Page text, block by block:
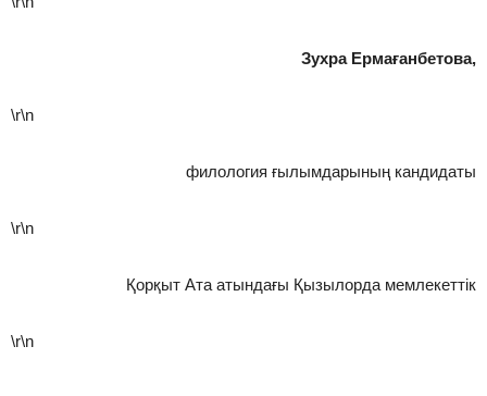
Зухра Ермағанбетова,
\r\n
филология ғылымдарының кандидаты
\r\n
Қорқыт Ата атындағы Қызылорда мемлекеттік
\r\n